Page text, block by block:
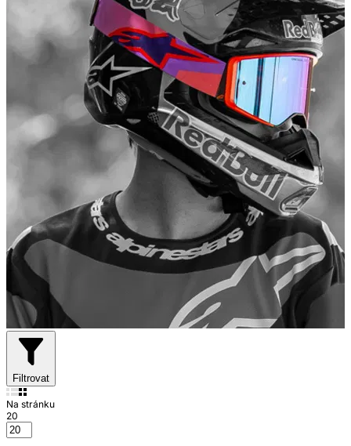
Filtrovat
Na stránku
20